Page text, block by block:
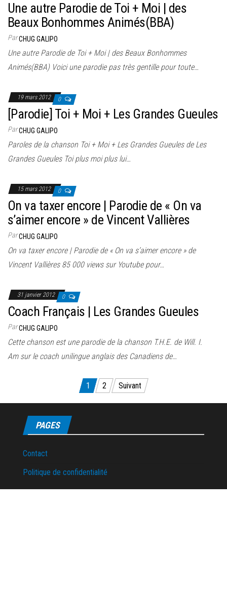
Une autre Parodie de Toi + Moi | des
Beaux Bonhommes Animés(BBA)
ParCHUG GALIPO
Une autre Parodie de Toi + Moi | des Beaux Bonhommes
Animés(BBA) Voici une parodie pas très gentille pour toute…
19 mars 2012 0
[Parodie] Toi + Moi + Les Grandes Gueules
ParCHUG GALIPO
Paroles de la chanson Toi + Moi + Les Grandes Gueules de Les
Grandes Gueules Toi plus moi plus lui…
15 mars 2012 0
On va taxer encore | Parodie de « On va
s’aimer encore » de Vincent Vallières
ParCHUG GALIPO
On va taxer encore | Parodie de « On va s’aimer encore » de
Vincent Vallières 85 000 views sur Youtube pour…
31 janvier 2012 0
Coach Français | Les Grandes Gueules
ParCHUG GALIPO
Cette chanson est une parodie de la chanson T.H.E. de Will. I.
Am sur le coach unilingue anglais des Canadiens de…
des
publications
1 2 Suivant
PAGES
Contact
Politique de confidentialité